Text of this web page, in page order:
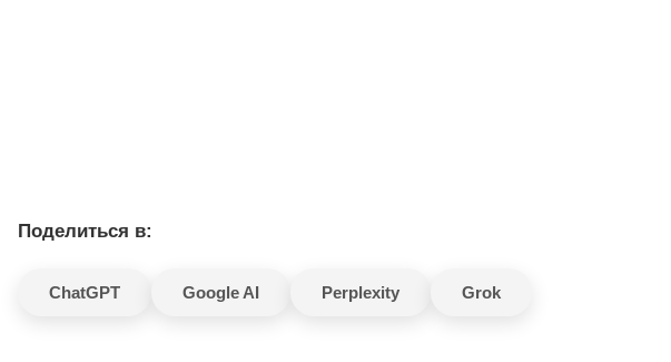
Поделиться в:
ChatGPT Google AI Perplexity Grok